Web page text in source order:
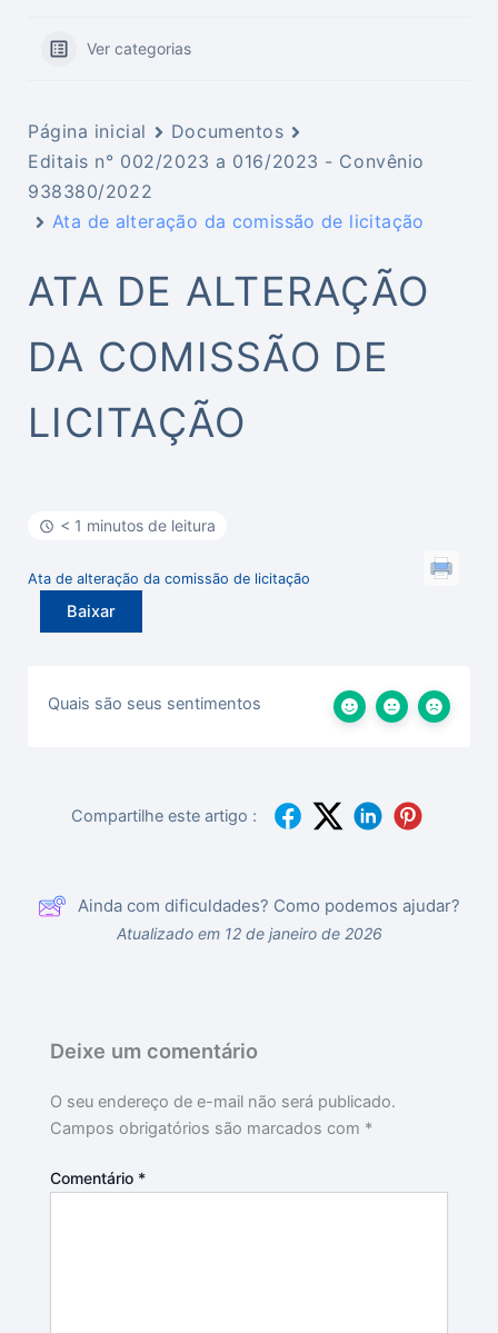
Ver categorias
Página inicial
Documentos
Editais n° 002/2023 a 016/2023 - Convênio
938380/2022
Ata de alteração da comissão de licitação
ATA DE ALTERAÇÃO
DA COMISSÃO DE
LICITAÇÃO
< 1 minutos de leitura
Ata de alteração da comissão de licitação
Baixar
Quais são seus sentimentos
Compartilhe este artigo :
Ainda com dificuldades? Como podemos ajudar?
Atualizado em 12 de janeiro de 2026
Deixe um comentário
O seu endereço de e-mail não será publicado.
Campos obrigatórios são marcados com *
Comentário *